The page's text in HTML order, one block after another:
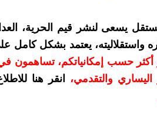
يسعى لنشر قيم الحرية،
واستقلاليته، يعتمد بشكل كامل
سنويًا أو أكثر حسب إمكانياتكم،
والتقدمي،
انقر هنا